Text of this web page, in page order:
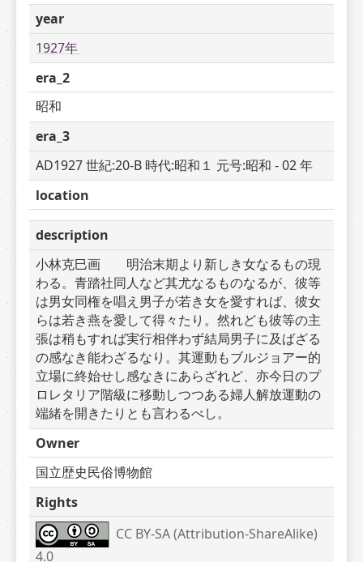
year
1927年
era_2
昭和
era_3
AD1927 世紀:20-B 時代:昭和１ 元号:昭和 - 02 年
location
description
小林克巳画　　明治末期より新しき女なるもの現
わる。青踏社同人など其尤なるものなるが、彼等
は男女同権を唱え男子が若き女を愛すれば、彼女
らは若き燕を愛して得々たり。然れども彼等の主
張は稍もすれば実行相伴わず結局男子に及ばざる
の感なき能わざるなり。其運動もブルジョアー的
立場に終始せし感なきにあらざれど、亦今日のプ
ロレタリア階級に移動しつつある婦人解放運動の
端緒を開きたりとも言わるべし。
Owner
国立歴史民俗博物館
Rights
CC BY-SA (Attribution-ShareAlike)
4.0